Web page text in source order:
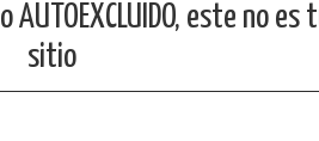
o AUTOEXCLUIDO, este no es
sitio